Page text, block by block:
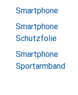
Smartphone
Smartphone
Schutzfolie
Smartphone
Sportarmband